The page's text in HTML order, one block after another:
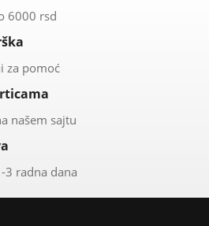
6000 rsd
za pomoć
našem sajtu
3 radna dana